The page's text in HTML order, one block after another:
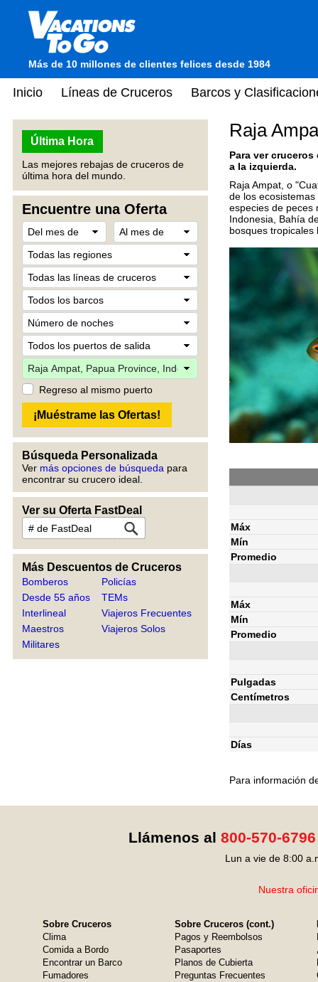
Más de 10 millones de clientes felices desde 1984
Inicio Líneas de Cruceros Barcos y
Última Hora
Las mejores rebajas de cruceros de
última hora del mundo.
Encuentre una Oferta
Regreso al mismo puerto
Búsqueda Personalizada
Ver más opciones de búsqueda para
encontrar su crucero ideal.
Ver su Oferta FastDeal
Más Descuentos de Cruceros
Bomberos
Desde 55 años
Interlineal
Maestros
Militares
Policías
TEMs
Viajeros Frecuentes
Viajeros Solos
Raja
Para ver
a la izquierda.
Raja Ampat, o
de los
especies de peces
Indonesia, Bahía
bosques
Máx
Mín
Promedio
Máx
Mín
Promedio
Pulgadas
Centímetros
Días
Para información
Llámenos al 800-570-6796
Lun a vie de 8:00
Nuestra
Sobre Cruceros
Clima
Comida a Bordo
Encontrar un Barco
Fumadores
Sobre Cruceros (cont.)
Pagos y Reembolsos
Pasaportes
Planos de Cubierta
Preguntas Frecuentes